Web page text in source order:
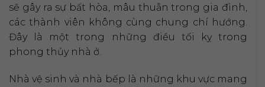
sẽ gây ra sự bất hòa, mâu thuẫn trong gia đình,
các thành viên không cùng chung chí hướng.
Đây là một trong những điều tối kỵ trong
phong thủy nhà ở.
Nhà vệ sinh và nhà bếp là những khu vực mang